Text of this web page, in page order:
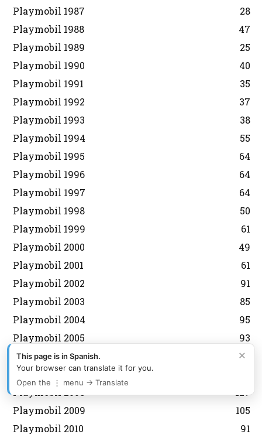
Playmobil 1987
28
Playmobil 1988
47
Playmobil 1989
25
Playmobil 1990
40
Playmobil 1991
35
Playmobil 1992
37
Playmobil 1993
38
Playmobil 1994
55
Playmobil 1995
64
Playmobil 1996
64
Playmobil 1997
64
Playmobil 1998
50
Playmobil 1999
61
Playmobil 2000
49
Playmobil 2001
61
Playmobil 2002
91
Playmobil 2003
85
Playmobil 2004
95
Playmobil 2005
93
Playmobil 2006
123
Playmobil 2007
Playmobil 2008
127
Playmobil 2009
105
Playmobil 2010
91
×
This page is in Spanish.
Your browser can translate it for you.
Open the ⋮ menu → Translate